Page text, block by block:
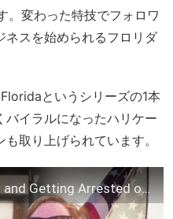
。変わった特技でフォロワ
ネスを始められるフロリダ
というシリーズの1本
バイラルになったハリケー
取り上げられています。
Headbanging in Hurricanes and Getting Arrested on the 4th of July | WTFLORIDA